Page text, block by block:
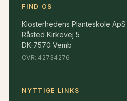
Biodiversitetsprojekter
Vildtplantninger
Hegn og busketter
Landskabelige
En vigtig plante for
FIND OS
Klosterhedens Planteskole ApS
Råsted Kirkevej 5
DK-7570 Vemb
CVR: 42734276
NYTTIGE LINKS